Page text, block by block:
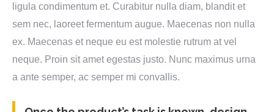
ligula condimentum et. Curabitur nulla diam, blandit et
sem nec, laoreet fermentum augue. Maecenas non nulla
ex. Maecenas et neque eu est molestie rutrum at vel
neque. Proin sit amet egestas justo. Nunc maximus urna
a ante semper, ac semper mi convallis.